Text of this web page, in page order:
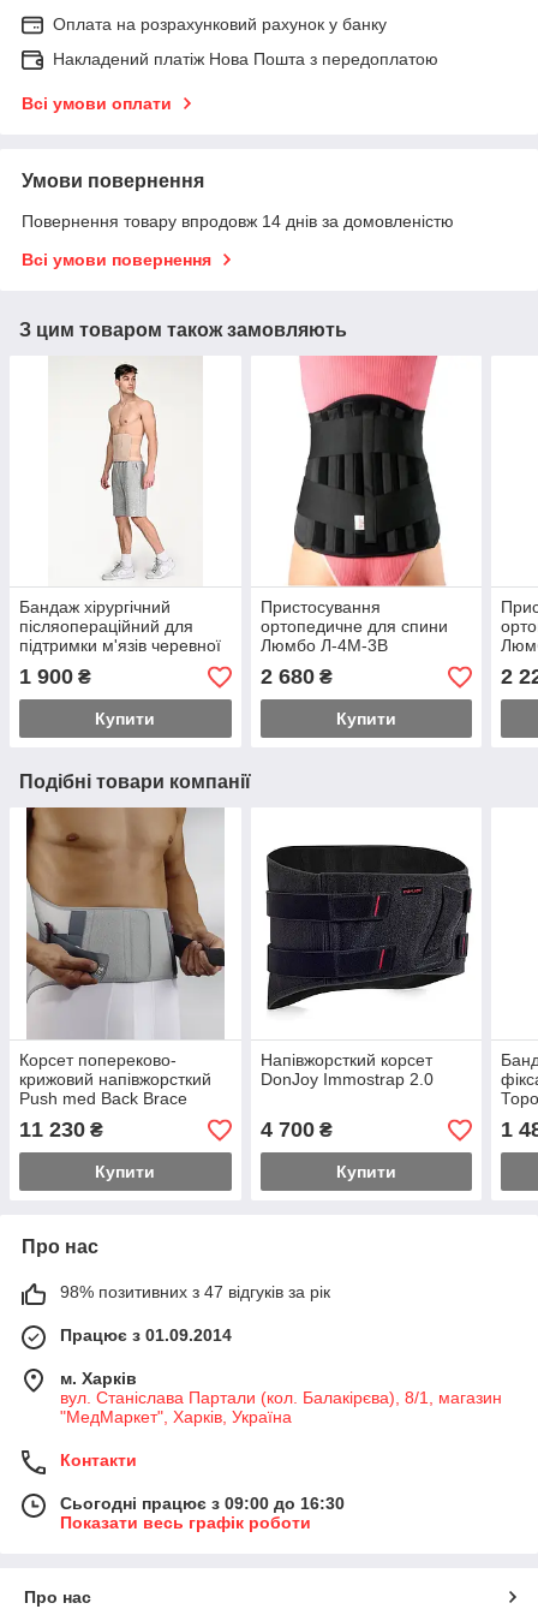
Оплата на розрахунковий рахунок у банку
Накладений платіж Нова Пошта з передоплатою
Всі умови оплати
Умови повернення
Повернення товару впродовж 14 днів за домовленістю
Всі умови повернення
З цим товаром також замовляють
Бандаж хірургічний
післяопераційний для
підтримки м'язів черевної
стінки Стронг С-4
COMFORT
1 900 ₴
Купити
Пристосування
ортопедичне для спини
Люмбо Л-4М-3В
2 680₴
Купити
2
Подібні товари компанії
Корсет попереково-
крижовий напівжорсткий
Push med Back Brace
11 230 ₴
Купити
Напівжорсткий корсет
DonJoy Immostrap 2.0
4 700₴
Купити
1
Про нас
98% позитивних з 47 відгуків за рік
Працює з 01.09.2014
м. Харків
вул. Станіслава Партали (кол. Балакірєва), 8/1, магазин
"МедМаркет", Харків, Україна
Контакти
Сьогодні працює з 09:00 до 16:30
Показати весь графік роботи
Про нас